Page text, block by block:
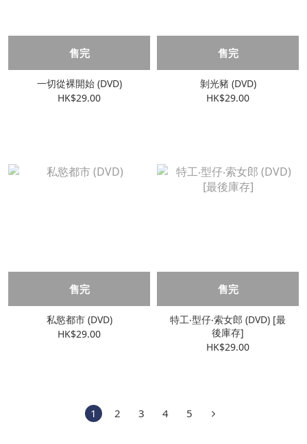
售完
一切從裸開始 (DVD)
HK$29.00
售完
剝光豬 (DVD)
HK$29.00
售完
私慾都市 (DVD)
HK$29.00
售完
特工‧型仔‧索女郎 (DVD) [最
後庫存]
HK$29.00
1 2 3 4 5